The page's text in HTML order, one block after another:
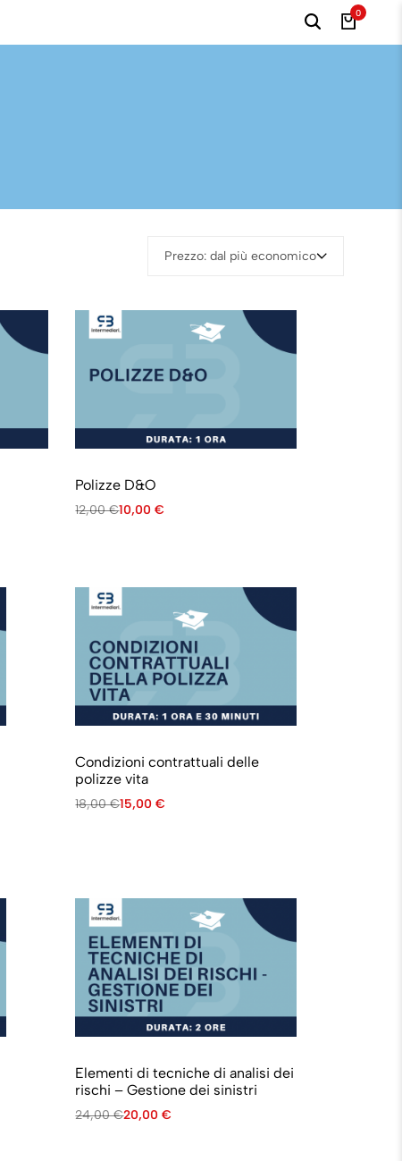
0
Prezzo: dal più economico
Polizze D&O
12,00€10,00€
Condizioni contrattuali delle
polizze vita
18,00€15,00€
Elementi di tecniche di analisi dei
rischi – Gestione dei sinistri
24,00€20,00€